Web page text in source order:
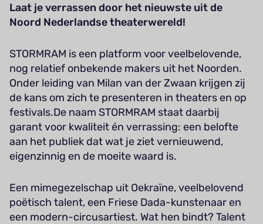
Laat je verrassen door het nieuwste uit de
Noord Nederlandse theaterwereld!
STORMRAM is een platform voor veelbelovende,
nog relatief onbekende makers uit het Noorden.
Onder leiding van Milan van der Zwaan krijgen zij
de kans om zich te presenteren in theaters en op
festivals.De naam STORMRAM staat daarbij
garant voor kwaliteit én verrassing: een belofte
aan het publiek dat wat je ziet vernieuwend,
eigenzinnig en de moeite waard is.
Een mimegezelschap uit Oekraïne, veelbelovend
poëtisch talent, een Friese Dada-kunstenaar en
een modern-circusartiest. Wat hen bindt? Talent